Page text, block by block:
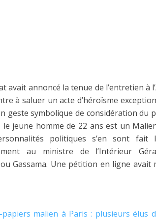
avait annoncé la tenue de l’entretien à
à saluer un acte d’héroïsme
geste symbolique de considération du
jeune homme de 22 ans est un
politiques s’en sont fait
au ministre de l’Intérieur
Gassama. Une pétition en ligne avait
malien à Paris : plusieurs élus